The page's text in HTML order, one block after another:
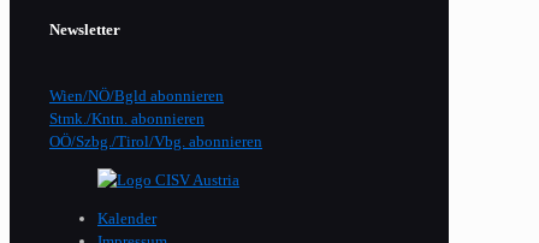
Newsletter
Wien/NÖ/Bgld abonnieren
Stmk./Kntn. abonnieren
OÖ/Szbg./Tirol/Vbg. abonnieren
Kalender